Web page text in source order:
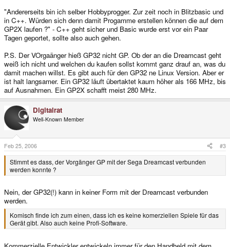
"Andererseits bin ich selber Hobbyprogger. Zur zeit noch in Blitzbasic und
in C++. Würden sich denn damit Progamme erstellen können die auf dem
GP2X laufen ?" - C++ geht sicher und Basic wurde erst vor ein Paar
Tagen geportet, sollte also auch gehen.
P.S. Der VOrgaänger hieß GP32 nicht GP. Ob der an die Dreamcast geht
weiß ich nicht und welchen du kaufen sollst kommt ganz drauf an, was du
damit machen willst. Es gibt auch für den GP32 ne Linux Version. Aber er
ist halt langsamer. Ein GP32 läuft übertaktet kaum höher als 166 MHz, bis
auf Ausnahmen. Ein GP2X schafft meist 280 MHz.
Digitalrat
Well-Known Member
Feb 25, 2006 #3
Stimmt es dass, der Vorgänger GP mit der Sega Dreamcast verbunden
werden konnte ?
Nein, der GP32(!) kann in keiner Form mit der Dreamcast verbunden
werden.
Komisch finde ich zum einen, dass ich es keine komerziellen Spiele für das
Gerät gibt. Also auch keine Profi-Software.